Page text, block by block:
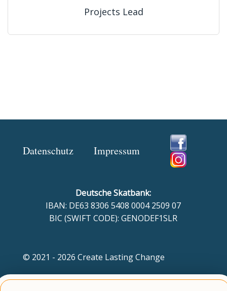
Projects Lead
Datenschutz Impressum
© 2021 - 2026 Create Lasting Change
Deutsche Skatbank:
IBAN: DE63 8306 5408 0004 2509 07
BIC (SWIFT CODE): GENODEF1SLR